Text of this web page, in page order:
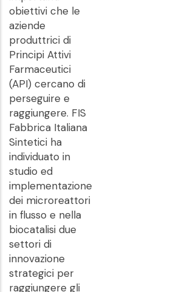
obiettivi che le
aziende
produttrici di
Principi Attivi
Farmaceutici
(API) cercano di
perseguire e
raggiungere. FIS
Fabbrica Italiana
Sintetici ha
individuato in
studio ed
implementazione
dei microreattori
in flusso e nella
biocatalisi due
settori di
innovazione
strategici per
raggiungere gli